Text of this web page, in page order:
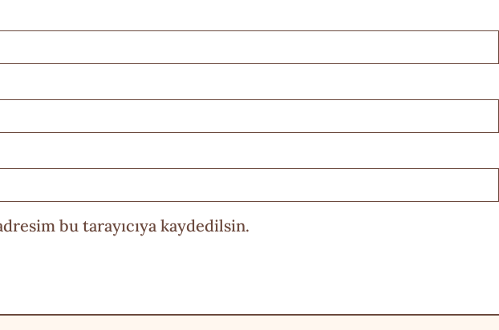
bu tarayıcıya kaydedilsin.